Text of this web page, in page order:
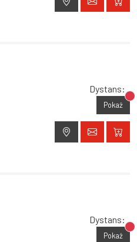
Dystans:
Pokaż
Dystans:
Pokaż